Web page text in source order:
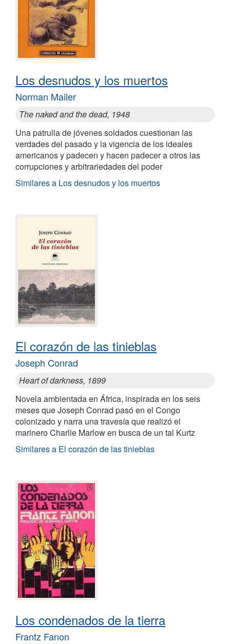
Los desnudos y los muertos
Norman Mailer
The naked and the dead, 1948
Una patrulla de jóvenes soldados cuestionan las
verdades del pasado y la vigencia de los ideales
americanos y padecen y hacen padecer a otros las
corrupciones y arbitrariedades del poder
Similares a Los desnudos y los muertos
El corazón de las tinieblas
Joseph Conrad
Heart of darkness, 1899
Novela ambientada en África, inspirada en los seis
meses que Joseph Conrad pasó en el Congo
colonizado y narra una travesía que realizó el
marinero Charlie Marlow en busca de un tal Kurtz
Similares a El corazón de las tinieblas
Los condenados de la tierra
Frantz Fanon